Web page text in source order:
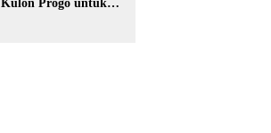
Kulon Progo untuk